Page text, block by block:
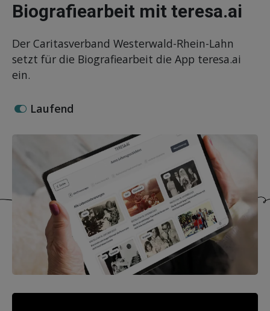
Biografiearbeit mit teresa.ai
Der Caritasverband Westerwald-Rhein-Lahn
setzt für die Biografiearbeit die App teresa.ai
ein.
Laufend